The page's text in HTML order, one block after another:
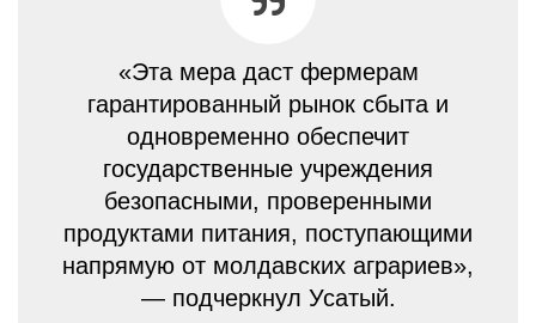
«Эта мера даст фермерам
гарантированный рынок сбыта и
одновременно обеспечит
государственные учреждения
безопасными, проверенными
продуктами питания, поступающими
напрямую от молдавских аграриев»,
— подчеркнул Усатый.